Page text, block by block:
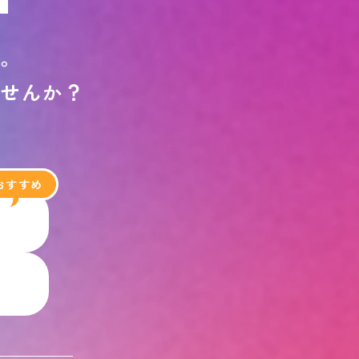
。
せんか ？